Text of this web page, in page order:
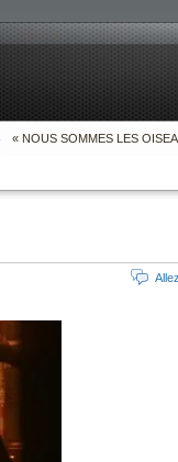
« NOUS SOMMES LES